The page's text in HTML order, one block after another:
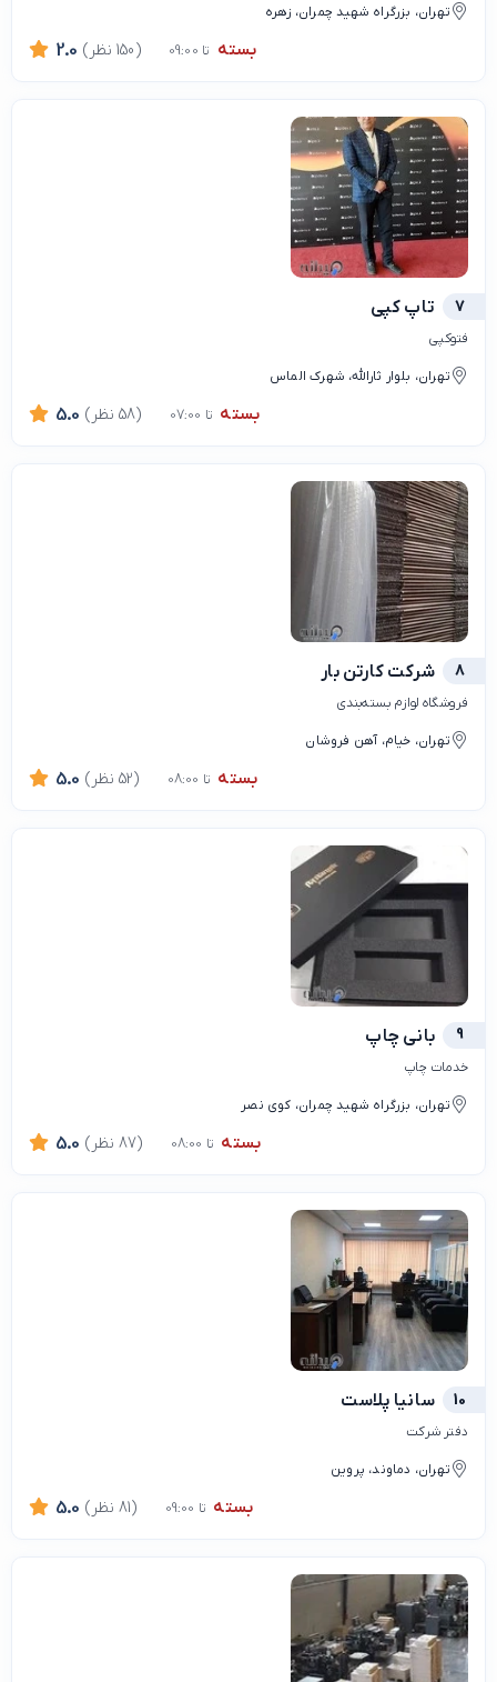
تهران، بزرگراه شهید چمران، زهره
بسته تا 09:00 2.0 (150 نظر)
7 تاپ کپی
فتوکپی
تهران، بلوار ثارالله، شهرک الماس
بسته تا 07:00 5.0 (58 نظر)
8 شرکت کارتن بار
فروشگاه لوازم بسته‌بندی
تهران، خیام، آهن فروشان
بسته تا 08:00 5.0 (52 نظر)
9 بانی چاپ
خدمات چاپ
تهران، بزرگراه شهید چمران، کوی نصر
بسته تا 08:00 5.0 (87 نظر)
10 سانیا پلاست
دفتر شرکت
تهران، دماوند، پروین
بسته تا 09:00 5.0 (81 نظر)